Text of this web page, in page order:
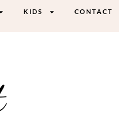
KIDS CONTACT